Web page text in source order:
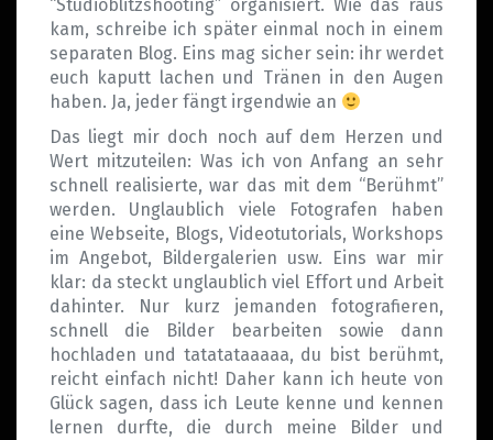
“Studioblitzshooting” organisiert. Wie das raus
kam, schreibe ich später einmal noch in einem
separaten Blog. Eins mag sicher sein: ihr werdet
euch kaputt lachen und Tränen in den Augen
haben. Ja, jeder fängt irgendwie an
Das liegt mir doch noch auf dem Herzen und
Wert mitzuteilen: Was ich von Anfang an sehr
schnell realisierte, war das mit dem “Berühmt”
werden. Unglaublich viele Fotografen haben
eine Webseite, Blogs, Videotutorials, Workshops
im Angebot, Bildergalerien usw. Eins war mir
klar: da steckt unglaublich viel Effort und Arbeit
dahinter. Nur kurz jemanden fotografieren,
schnell die Bilder bearbeiten sowie dann
hochladen und tatatataaaaa, du bist berühmt,
reicht einfach nicht! Daher kann ich heute von
Glück sagen, dass ich Leute kenne und kennen
lernen durfte, die durch meine Bilder und